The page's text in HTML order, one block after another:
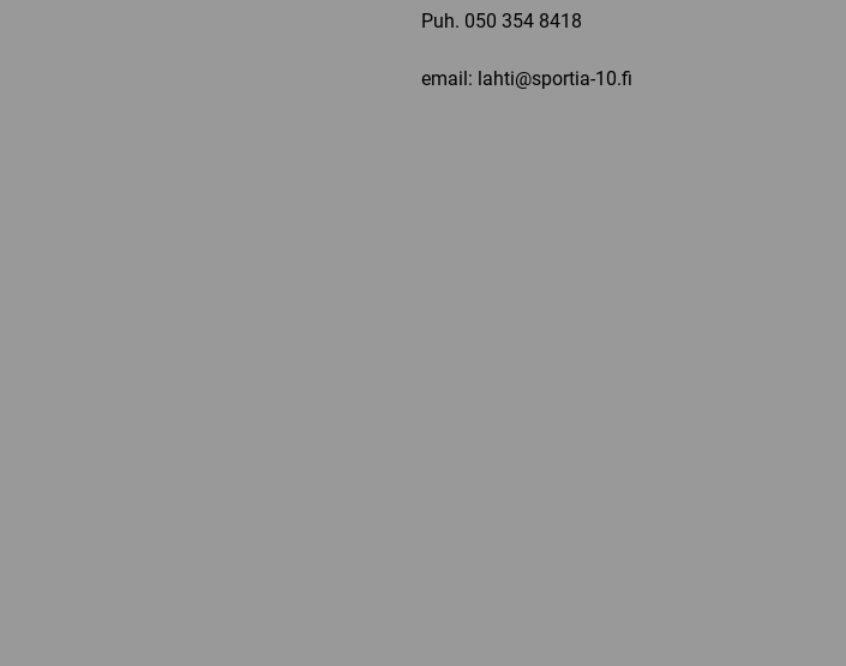
Puh. 050 354 8418
email: lahti@sportia-10.fi